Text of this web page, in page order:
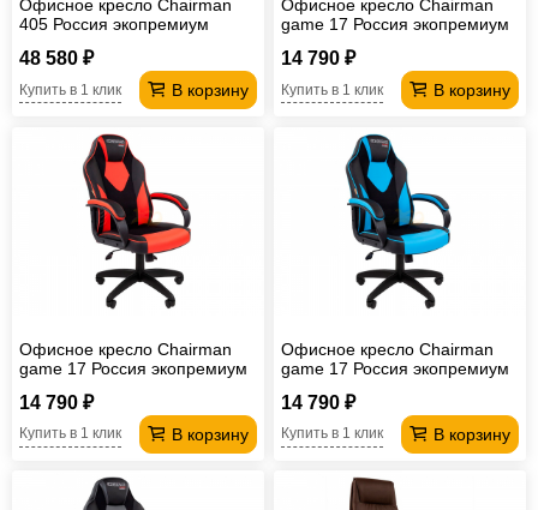
Офисное кресло Chairman
405 Россия экопремиум
48 580 ₽
В корзину
Купить в 1 клик
Офисное кресло Chairman
game 17 Россия экопремиум
14 790 ₽
В корзину
Купить в 1 клик
Офисное кресло Chairman
game 17 Россия экопремиум
14 790 ₽
В корзину
Купить в 1 клик
Офисное кресло Chairman
game 17 Россия экопремиум
14 790 ₽
В корзину
Купить в 1 клик